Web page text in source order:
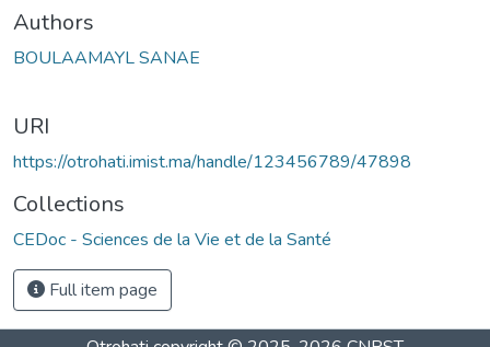
Authors
BOULAAMAYL SANAE
URI
https://otrohati.imist.ma/handle/123456789/47898
Collections
CEDoc - Sciences de la Vie et de la Santé
Full item page